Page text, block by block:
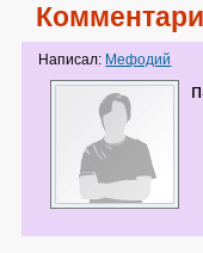
Написал: Мефодий